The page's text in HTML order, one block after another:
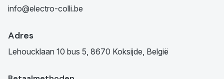
info@electro-colli.be
Adres
Lehoucklaan 10 bus 5, 8670 Koksijde, België